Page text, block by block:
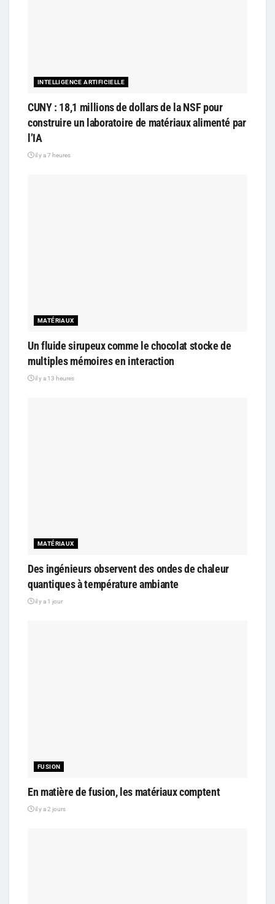
INTELLIGENCE ARTIFICIELLE
CUNY : 18,1 millions de dollars de la NSF pour
construire un laboratoire de matériaux alimenté par
l’IA
il y a 7 heures
MATÉRIAUX
Un fluide sirupeux comme le chocolat stocke de
multiples mémoires en interaction
il y a 13 heures
MATÉRIAUX
Des ingénieurs observent des ondes de chaleur
quantiques à température ambiante
il y a 1 jour
FUSION
En matière de fusion, les matériaux comptent
il y a 2 jours